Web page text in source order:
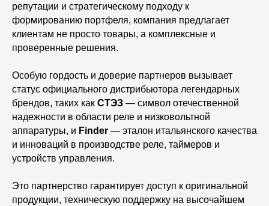
репутации и стратегическому подходу к
формированию портфеля, компания предлагает
клиентам не просто товары, а комплексные и
проверенные решения.
Особую гордость и доверие партнеров вызывает
статус официального дистрибьютора легендарных
брендов, таких как СТЭЗ — символ отечественной
надежности в области реле и низковольтной
аппаратуры, и Finder — эталон итальянского качества
и инноваций в производстве реле, таймеров и
устройств управления.
Это партнерство гарантирует доступ к оригинальной
продукции, техническую поддержку на высочайшем